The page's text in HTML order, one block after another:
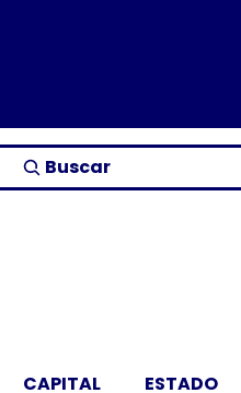
Buscar
CAPITAL ESTADO